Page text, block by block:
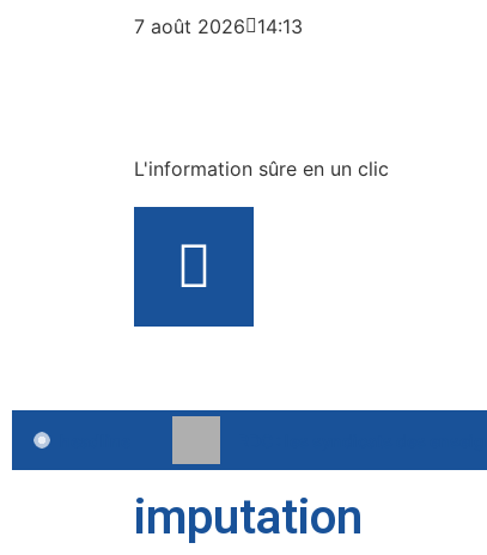
7 août 2026 14:13
L'information sûre en un clic
imputation